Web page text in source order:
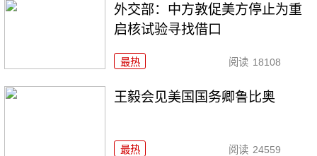
外交部：中方敦促美方停止为重
启核试验寻找借口
最热 阅读 18108
王毅会见美国国务卿鲁比奥
最热 阅读 24559